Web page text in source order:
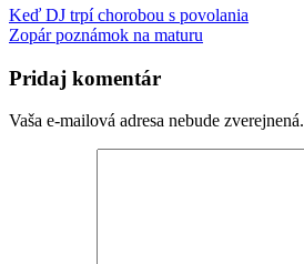
Navigácia
v
článku
Keď DJ trpí chorobou s povolania
Zopár poznámok na maturu
Pridaj komentár
Vaša e-mailová adresa nebude zverejnená.